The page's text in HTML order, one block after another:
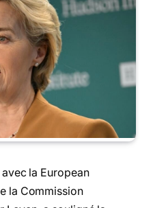
la European
la Commission